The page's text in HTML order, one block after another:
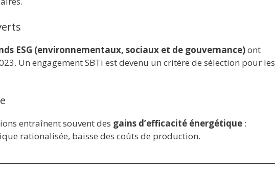
ESG (environnementaux, sociaux et de gouvernance)ont
Un engagement SBTi est devenu un critère de sélection pour les
entraînent souvent des gains d’efficacité énergétique:
rationalisée, baisse des coûts de production.